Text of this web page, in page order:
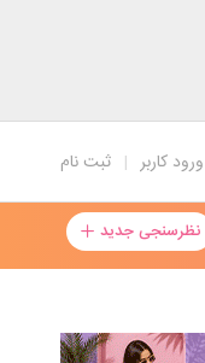
ثبت نام | ورود کاربر
نظرسنجی جدید